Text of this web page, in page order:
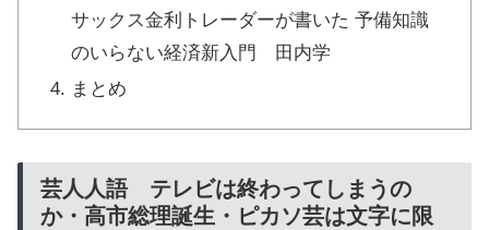
サックス金利トレーダーが書いた 予備知識
のいらない経済新入門 田内学
まとめ
芸人人語 テレビは終わってしまうの
か・高市総理誕生・ピカソ芸は文字に限